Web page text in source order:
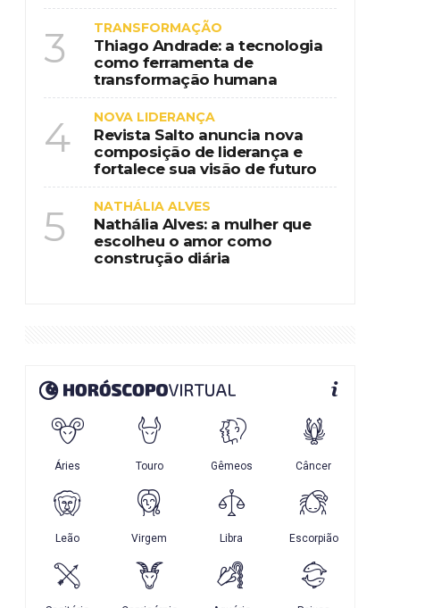
3 TRANSFORMAÇÃO
Thiago Andrade: a tecnologia
como ferramenta de
transformação humana
4 NOVA LIDERANÇA
Revista Salto anuncia nova
composição de liderança e
fortalece sua visão de futuro
5 NATHÁLIA ALVES
Nathália Alves: a mulher que
escolheu o amor como
construção diária